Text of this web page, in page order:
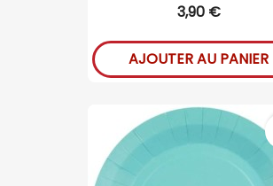
3,90 €
AJOUTER AU PANIER